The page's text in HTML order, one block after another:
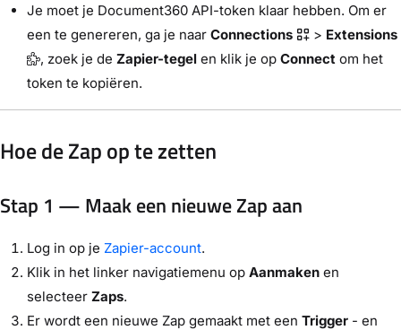
Je moet je Document360 API-token klaar hebben. Om er
een te genereren, ga je naar Connections > Extensions
, zoek je de Zapier-tegel en klik je op Connect om het
token te kopiëren.
Hoe de Zap op te zetten
Stap 1 — Maak een nieuwe Zap aan
Log in op je Zapier-account.
Klik in het linker navigatiemenu op Aanmaken en
selecteer Zaps.
Er wordt een nieuwe Zap gemaakt met een Trigger - en